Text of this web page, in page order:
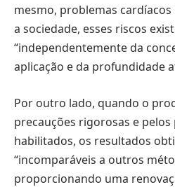
mesmo, problemas
a sociedade, esses riscos
“independentemente da
aplicação e da profundidade
Por outro lado, quando o
precauções rigorosas e
habilitados, os resultados
“incomparáveis a outros
proporcionando uma